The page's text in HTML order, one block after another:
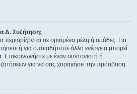
Δ. Συζήτηση;
περιορίζονται σε ορισμένα μέλη ή ομάδες. Για
ή για οποιαδήποτε άλλη ενέργεια μπορεί
Επικοινωνήστε με έναν συντονιστή ή
για να σας χορηγήσει την πρόσβαση.